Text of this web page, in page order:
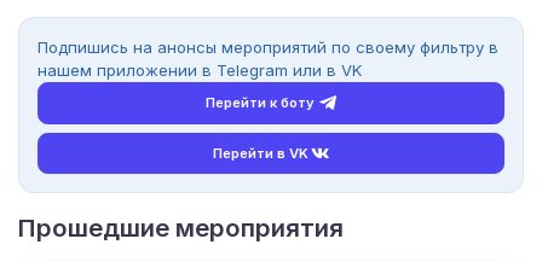
Подпишись на анонсы мероприятий по своему фильтру в
нашем приложении в Telegram или в VK
Перейти к боту
Перейти в VK
Прошедшие мероприятия